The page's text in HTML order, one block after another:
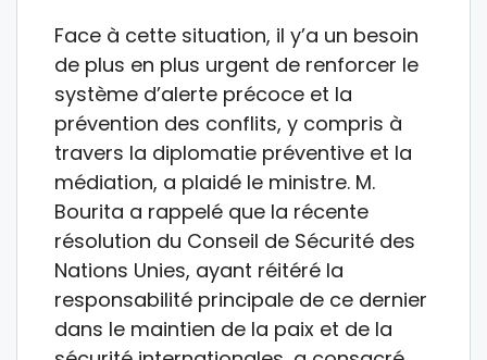
Face à cette situation, il y’a un besoin
de plus en plus urgent de renforcer le
système d’alerte précoce et la
prévention des conflits, y compris à
travers la diplomatie préventive et la
médiation, a plaidé le ministre. M.
Bourita a rappelé que la récente
résolution du Conseil de Sécurité des
Nations Unies, ayant réitéré la
responsabilité principale de ce dernier
dans le maintien de la paix et de la